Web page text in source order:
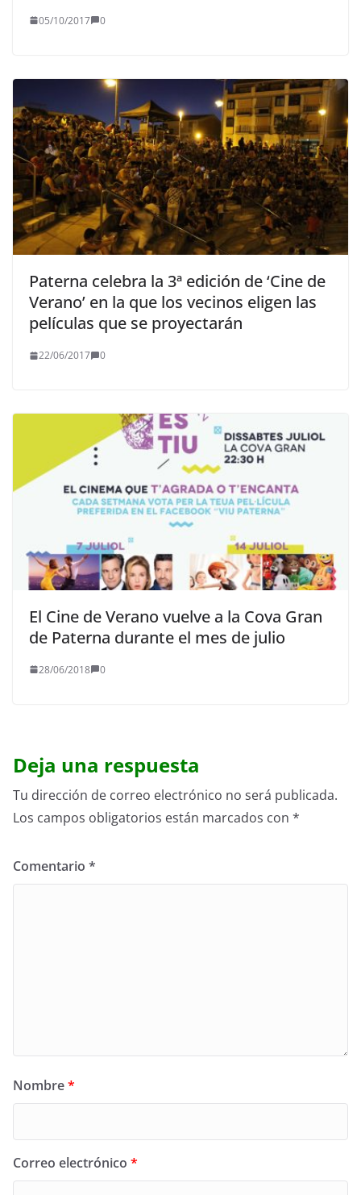
05/10/2017 0
Paterna celebra la 3ª edición de ‘Cine de
Verano’ en la que los vecinos eligen las
películas que se proyectarán
22/06/2017 0
El Cine de Verano vuelve a la Cova Gran
de Paterna durante el mes de julio
28/06/2018 0
Deja una respuesta
Tu dirección de correo electrónico no será publicada.
Los campos obligatorios están marcados con *
Comentario *
Nombre*
Correo electrónico *